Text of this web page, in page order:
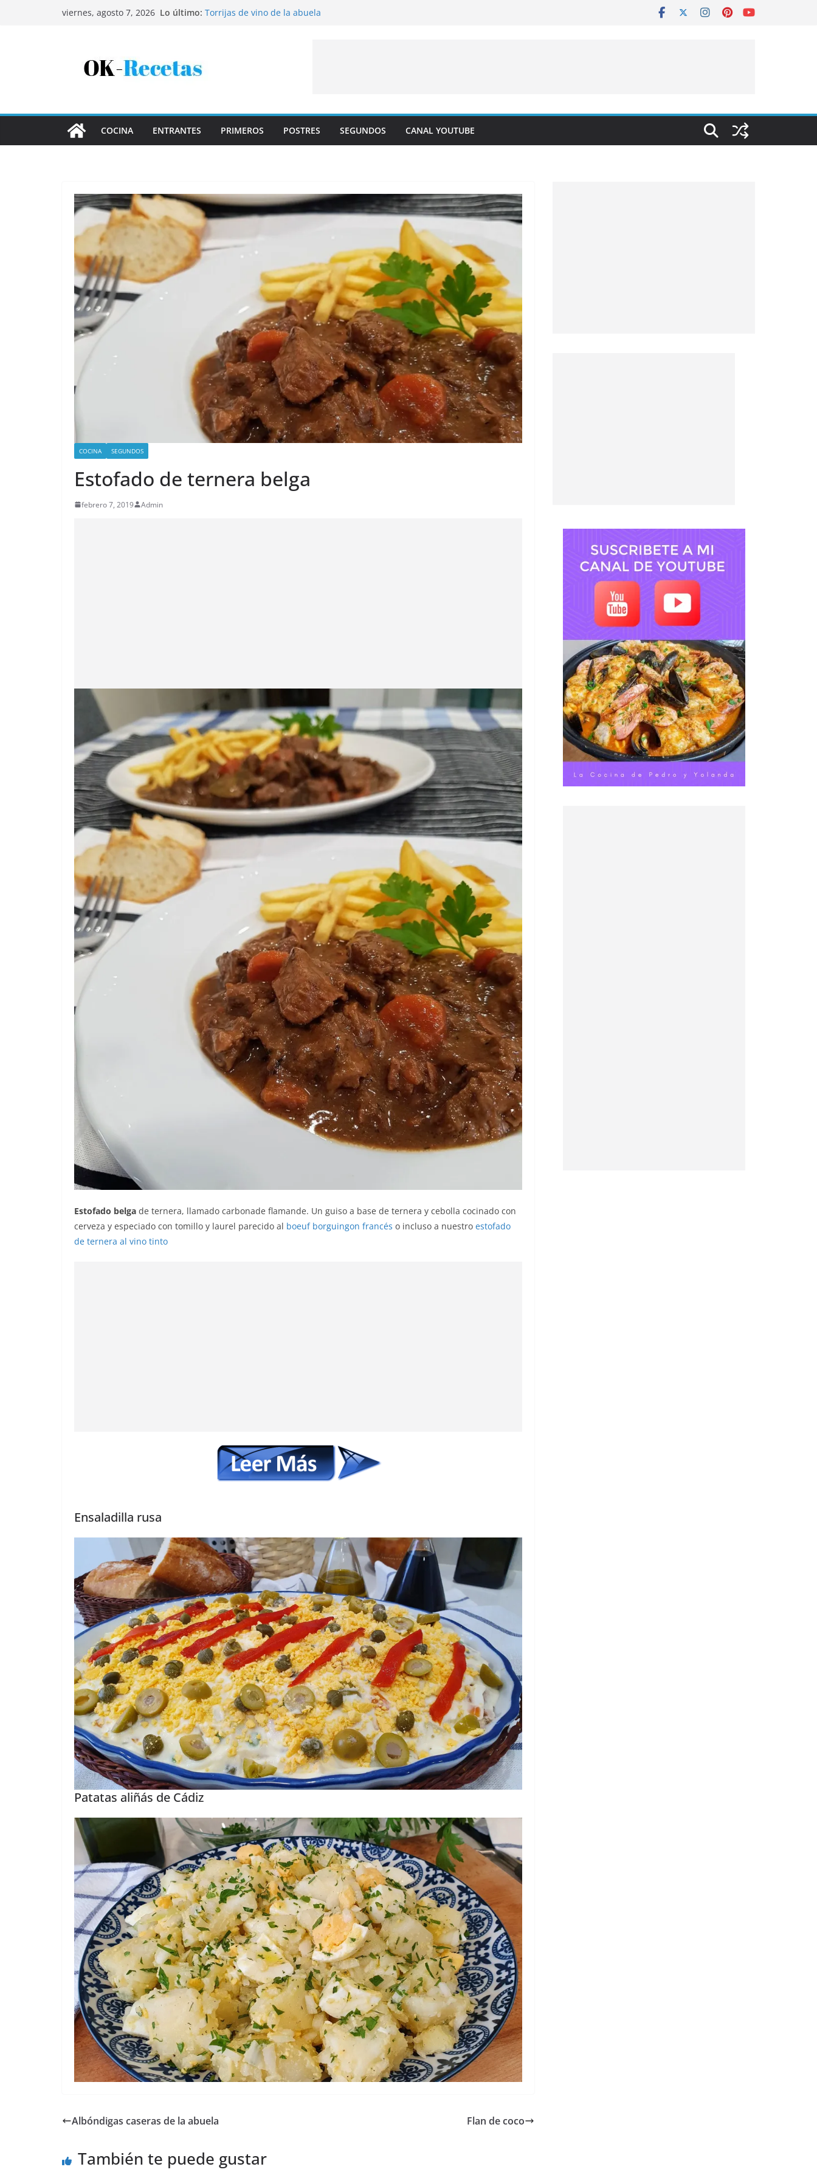
viernes, agosto 7, 2026 Lo último: Torrijas de vino de la abuela
COCINA ENTRANTES PRIMEROS POSTRES SEGUNDOS CANAL YOUTUBE
COCINA SEGUNDOS
Estofado de ternera belga
febrero 7, 2019 Admin
Estofado belga de ternera, llamado carbonade flamande. Un guiso a base de ternera y cebolla cocinado con
cerveza y especiado con tomillo y laurel parecido al boeuf borguingon francés o incluso a nuestro estofado
de ternera al vino tinto
Ensaladilla rusa
Patatas aliñás de Cádiz
Albóndigas caseras de la abuela Flan de coco
También te puede gustar